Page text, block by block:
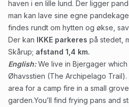
haven i en lille lund. Der ligger
man kan lave sine egne
findes rundt om hytten og økse,
Der kan IKKE parkeres på stedet,
Skårup; afstand 1,4 km.
English:We live in Bjergager
Øhavsstien (The Archipelago
area for a camp fire in a small
garden.You’ll find frying pans and